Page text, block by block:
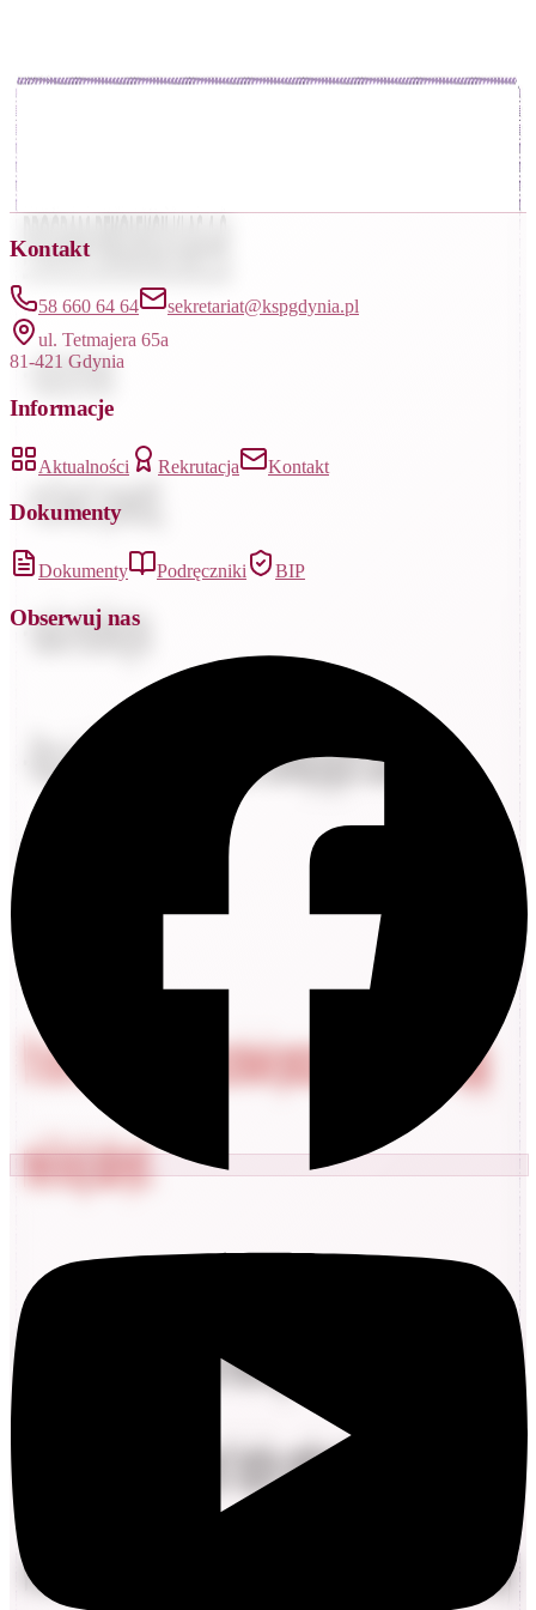
Rekolekcje Wielkopostne 2026
2 zdjęć
Łącznie:
Kontakt
58 660 64 64
sekretariat@kspgdynia.pl
ul. Tetmajera 65a
81-421 Gdynia
Informacje
Aktualności Rekrutacja Kontakt
Dokumenty
Dokumenty Podręczniki BIP
Obserwuj nas